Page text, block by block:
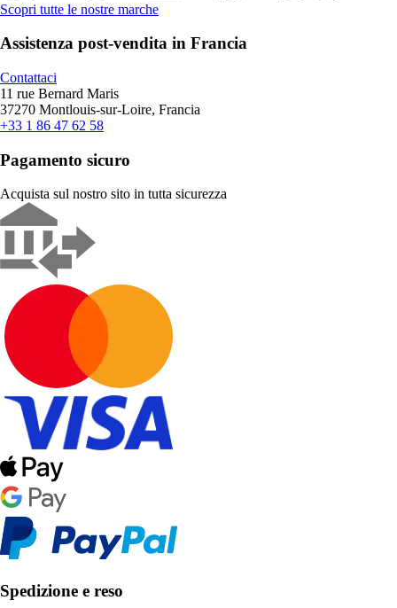
Scopri tutte le nostre marche
Assistenza post-vendita in Francia
Contattaci
11 rue Bernard Maris
37270 Montlouis-sur-Loire, Francia
+33 1 86 47 62 58
Pagamento sicuro
Acquista sul nostro sito in tutta sicurezza
Spedizione e reso